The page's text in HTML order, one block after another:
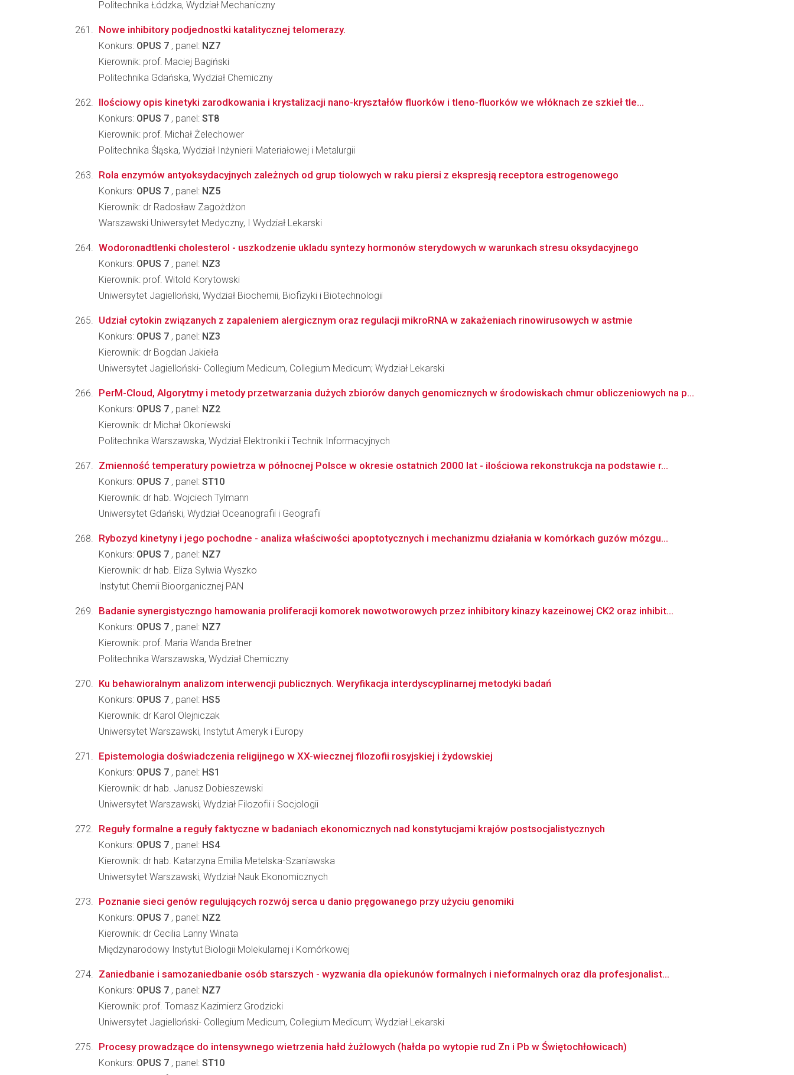
Politechnika Łódzka, Wydział Mechaniczny
Nowe inhibitory podjednostki katalitycznej telomerazy.
Konkurs: OPUS 7 , panel: NZ7
Kierownik: prof. Maciej Bagiński
Politechnika Gdańska, Wydział Chemiczny
Ilościowy opis kinetyki zarodkowania i krystalizacji nano-kryształów fluorków i tleno-fluorków we włóknach ze szkieł tle...
Konkurs: OPUS 7 , panel: ST8
Kierownik: prof. Michał Żelechower
Politechnika Śląska, Wydział Inżynierii Materiałowej i Metalurgii
Rola enzymów antyoksydacyjnych zależnych od grup tiolowych w raku piersi z ekspresją receptora estrogenowego
Konkurs: OPUS 7 , panel: NZ5
Kierownik: dr Radosław Zagożdżon
Warszawski Uniwersytet Medyczny, I Wydział Lekarski
Wodoronadtlenki cholesterol - uszkodzenie ukladu syntezy hormonów sterydowych w warunkach stresu oksydacyjnego
Konkurs: OPUS 7 , panel: NZ3
Kierownik: prof. Witold Korytowski
Uniwersytet Jagielloński, Wydział Biochemii, Biofizyki i Biotechnologii
Udział cytokin związanych z zapaleniem alergicznym oraz regulacji mikroRNA w zakażeniach rinowirusowych w astmie
Konkurs: OPUS 7 , panel: NZ3
Kierownik: dr Bogdan Jakieła
Uniwersytet Jagielloński- Collegium Medicum, Collegium Medicum; Wydział Lekarski
PerM-Cloud, Algorytmy i metody przetwarzania dużych zbiorów danych genomicznych w środowiskach chmur obliczeniowych na p...
Konkurs: OPUS 7 , panel: NZ2
Kierownik: dr Michał Okoniewski
Politechnika Warszawska, Wydział Elektroniki i Technik Informacyjnych
Zmienność temperatury powietrza w północnej Polsce w okresie ostatnich 2000 lat - ilościowa rekonstrukcja na podstawie r...
Konkurs: OPUS 7 , panel: ST10
Kierownik: dr hab. Wojciech Tylmann
Uniwersytet Gdański, Wydział Oceanografii i Geografii
Rybozyd kinetyny i jego pochodne - analiza właściwości apoptotycznych i mechanizmu działania w komórkach guzów mózgu...
Konkurs: OPUS 7 , panel: NZ7
Kierownik: dr hab. Eliza Sylwia Wyszko
Instytut Chemii Bioorganicznej PAN
Badanie synergistyczngo hamowania proliferacji komorek nowotworowych przez inhibitory kinazy kazeinowej CK2 oraz inhibit...
Konkurs: OPUS 7 , panel: NZ7
Kierownik: prof. Maria Wanda Bretner
Politechnika Warszawska, Wydział Chemiczny
Ku behawioralnym analizom interwencji publicznych. Weryfikacja interdyscyplinarnej metodyki badań
Konkurs: OPUS 7 , panel: HS5
Kierownik: dr Karol Olejniczak
Uniwersytet Warszawski, Instytut Ameryk i Europy
Epistemologia doświadczenia religijnego w XX-wiecznej filozofii rosyjskiej i żydowskiej
Konkurs: OPUS 7 , panel: HS1
Kierownik: dr hab. Janusz Dobieszewski
Uniwersytet Warszawski, Wydział Filozofii i Socjologii
Reguły formalne a reguły faktyczne w badaniach ekonomicznych nad konstytucjami krajów postsocjalistycznych
Konkurs: OPUS 7 , panel: HS4
Kierownik: dr hab. Katarzyna Emilia Metelska-Szaniawska
Uniwersytet Warszawski, Wydział Nauk Ekonomicznych
Poznanie sieci genów regulujących rozwój serca u danio pręgowanego przy użyciu genomiki
Konkurs: OPUS 7 , panel: NZ2
Kierownik: dr Cecilia Lanny Winata
Międzynarodowy Instytut Biologii Molekularnej i Komórkowej
Zaniedbanie i samozaniedbanie osób starszych - wyzwania dla opiekunów formalnych i nieformalnych oraz dla profesjonalist...
Konkurs: OPUS 7 , panel: NZ7
Kierownik: prof. Tomasz Kazimierz Grodzicki
Uniwersytet Jagielloński- Collegium Medicum, Collegium Medicum; Wydział Lekarski
Procesy prowadzące do intensywnego wietrzenia hałd żużlowych (hałda po wytopie rud Zn i Pb w Świętochłowicach)
Konkurs: OPUS 7 , panel: ST10